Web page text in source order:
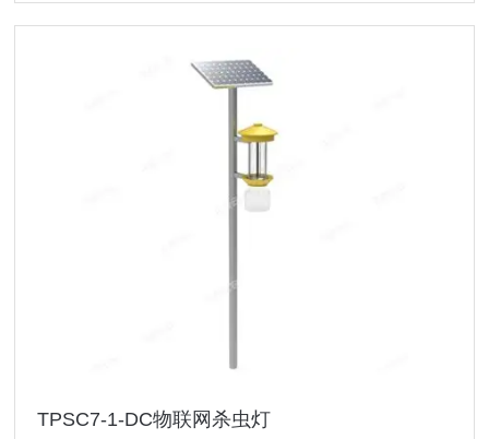
TPSC7-1-DC物联网杀虫灯